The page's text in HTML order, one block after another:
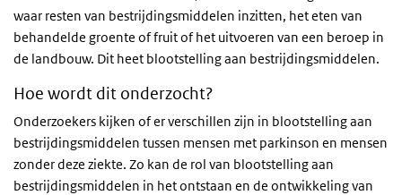
waar resten van bestrijdingsmiddelen inzitten, het eten van
behandelde groente of fruit of het uitvoeren van een beroep in
de landbouw. Dit heet blootstelling aan bestrijdingsmiddelen.
Hoe wordt dit onderzocht?
Onderzoekers kijken of er verschillen zijn in blootstelling aan
bestrijdingsmiddelen tussen mensen met parkinson en mensen
zonder deze ziekte. Zo kan de rol van blootstelling aan
bestrijdingsmiddelen in het ontstaan en de ontwikkeling van